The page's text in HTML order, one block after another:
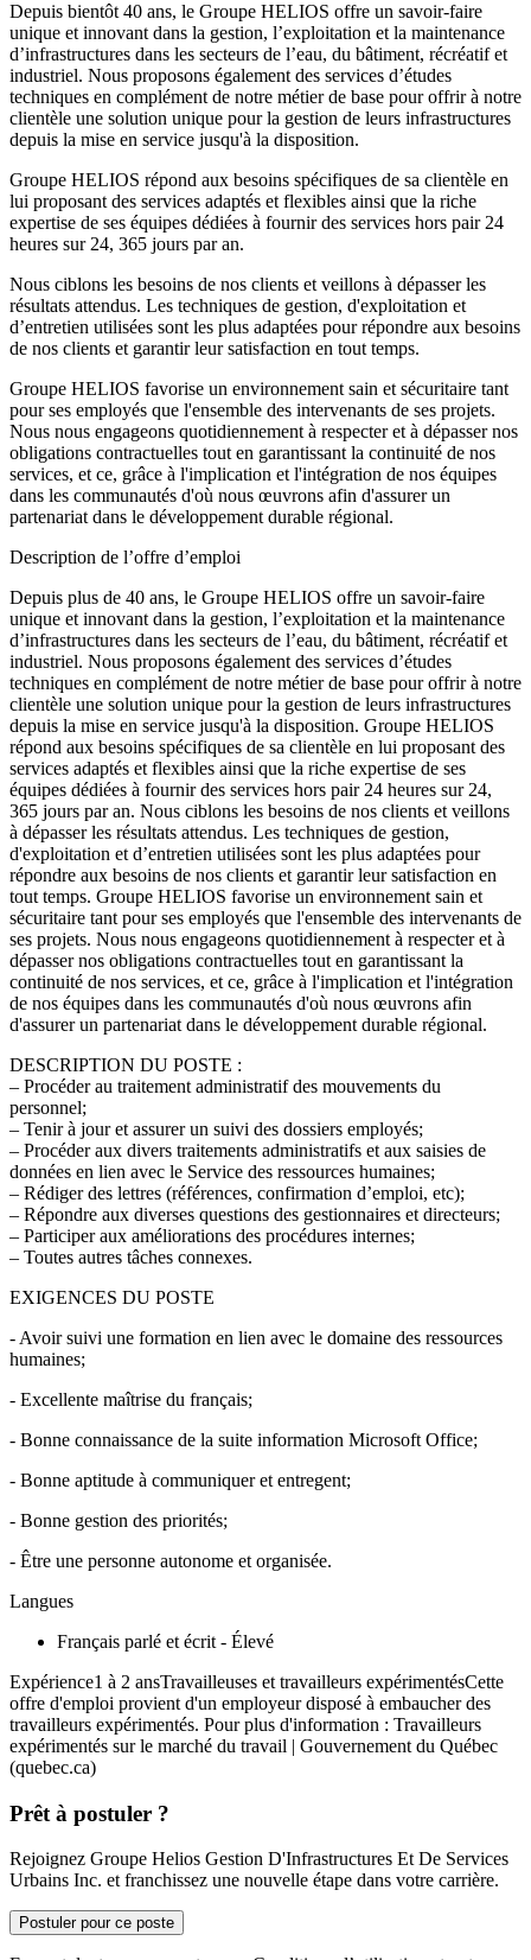
Depuis bientôt 40 ans, le Groupe HELIOS offre un savoir-faire
unique et innovant dans la gestion, l’exploitation et la maintenance
d’infrastructures dans les secteurs de l’eau, du bâtiment, récréatif et
industriel. Nous proposons également des services d’études
techniques en complément de notre métier de base pour offrir à notre
clientèle une solution unique pour la gestion de leurs infrastructures
depuis la mise en service jusqu'à la disposition.
Groupe HELIOS répond aux besoins spécifiques de sa clientèle en
lui proposant des services adaptés et flexibles ainsi que la riche
expertise de ses équipes dédiées à fournir des services hors pair 24
heures sur 24, 365 jours par an.
Nous ciblons les besoins de nos clients et veillons à dépasser les
résultats attendus. Les techniques de gestion, d'exploitation et
d’entretien utilisées sont les plus adaptées pour répondre aux besoins
de nos clients et garantir leur satisfaction en tout temps.
Groupe HELIOS favorise un environnement sain et sécuritaire tant
pour ses employés que l'ensemble des intervenants de ses projets.
Nous nous engageons quotidiennement à respecter et à dépasser nos
obligations contractuelles tout en garantissant la continuité de nos
services, et ce, grâce à l'implication et l'intégration de nos équipes
dans les communautés d'où nous œuvrons afin d'assurer un
partenariat dans le développement durable régional.
Description de l’offre d’emploi
Depuis plus de 40 ans, le Groupe HELIOS offre un savoir-faire
unique et innovant dans la gestion, l’exploitation et la maintenance
d’infrastructures dans les secteurs de l’eau, du bâtiment, récréatif et
industriel. Nous proposons également des services d’études
techniques en complément de notre métier de base pour offrir à notre
clientèle une solution unique pour la gestion de leurs infrastructures
depuis la mise en service jusqu'à la disposition. Groupe HELIOS
répond aux besoins spécifiques de sa clientèle en lui proposant des
services adaptés et flexibles ainsi que la riche expertise de ses
équipes dédiées à fournir des services hors pair 24 heures sur 24,
365 jours par an. Nous ciblons les besoins de nos clients et veillons
à dépasser les résultats attendus. Les techniques de gestion,
d'exploitation et d’entretien utilisées sont les plus adaptées pour
répondre aux besoins de nos clients et garantir leur satisfaction en
tout temps. Groupe HELIOS favorise un environnement sain et
sécuritaire tant pour ses employés que l'ensemble des intervenants de
ses projets. Nous nous engageons quotidiennement à respecter et à
dépasser nos obligations contractuelles tout en garantissant la
continuité de nos services, et ce, grâce à l'implication et l'intégration
de nos équipes dans les communautés d'où nous œuvrons afin
d'assurer un partenariat dans le développement durable régional.
DESCRIPTION DU POSTE :
– Procéder au traitement administratif des mouvements du
personnel;
– Tenir à jour et assurer un suivi des dossiers employés;
– Procéder aux divers traitements administratifs et aux saisies de
données en lien avec le Service des ressources humaines;
– Rédiger des lettres (références, confirmation d’emploi, etc);
– Répondre aux diverses questions des gestionnaires et directeurs;
– Participer aux améliorations des procédures internes;
– Toutes autres tâches connexes.
EXIGENCES DU POSTE
- Avoir suivi une formation en lien avec le domaine des ressources
humaines;
- Excellente maîtrise du français;
- Bonne connaissance de la suite information Microsoft Office;
- Bonne aptitude à communiquer et entregent;
- Bonne gestion des priorités;
- Être une personne autonome et organisée.
Langues
Français parlé et écrit - Élevé
Expérience1 à 2 ansTravailleuses et travailleurs expérimentésCette
offre d'emploi provient d'un employeur disposé à embaucher des
travailleurs expérimentés. Pour plus d'information : Travailleurs
expérimentés sur le marché du travail | Gouvernement du Québec
(quebec.ca)
Prêt à postuler ?
Rejoignez Groupe Helios Gestion D'Infrastructures Et De Services
Urbains Inc. et franchissez une nouvelle étape dans votre carrière.
Postuler pour ce poste